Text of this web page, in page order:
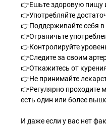
👉Ешьте здоровую пищу
👉Употребляйте
👉Поддерживайте себя
👉Ограничьте
👉Контролируйте
👉Следите за своим
👉Откажитесь от
👉Не принимайте
👉Регулярно проходите
есть один или более
И даже если у вас нет